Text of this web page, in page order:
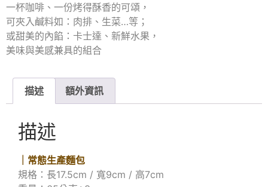
一杯咖啡、一份烤得酥香的可頌，
可夾入鹹料如：肉排、生菜…等；
或甜美的內餡：卡士達、新鮮水果，
美味與美感兼具的組合
描述 額外資訊
描述
｜常態生產麵包
規格：長17.5cm / 寬9cm / 高7cm